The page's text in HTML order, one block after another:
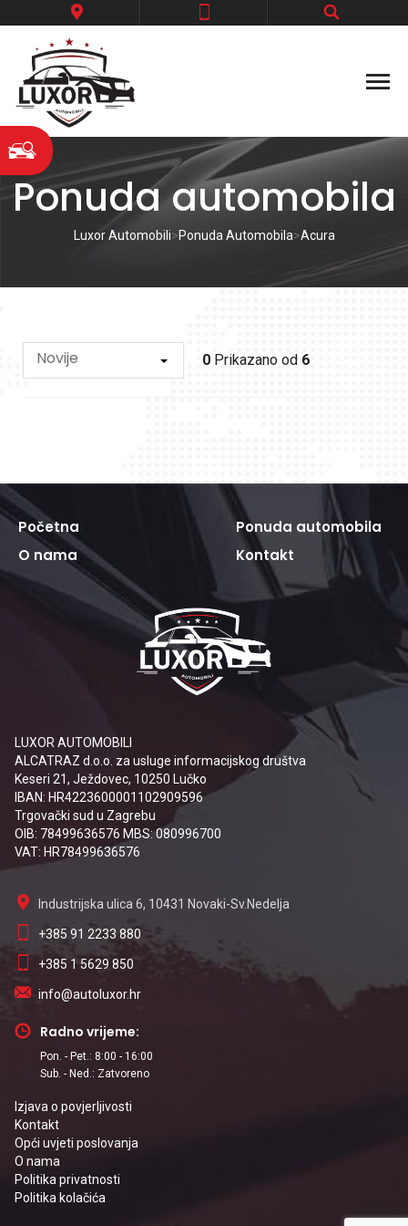
Ponuda automobila
Luxor Automobili>Ponuda Automobila>Acura
Novije 0 Prikazano od 6
Početna
Ponuda automobila
O nama
Kontakt
LUXOR AUTOMOBILI
ALCATRAZ d.o.o. za usluge informacijskog društva
Keseri 21, Ježdovec, 10250 Lučko
IBAN: HR4223600001102909596
Trgovački sud u Zagrebu
OIB: 78499636576 MBS: 080996700
VAT: HR78499636576
Industrijska ulica 6, 10431 Novaki-Sv.Nedelja
+385 91 2233 880
+385 1 5629 850
info@autoluxor.hr
Radno vrijeme:
Pon. - Pet.: 8:00 - 16:00
Sub. - Ned.: Zatvoreno
Izjava o povjerljivosti
Kontakt
Opći uvjeti poslovanja
O nama
Politika privatnosti
Politika kolačića